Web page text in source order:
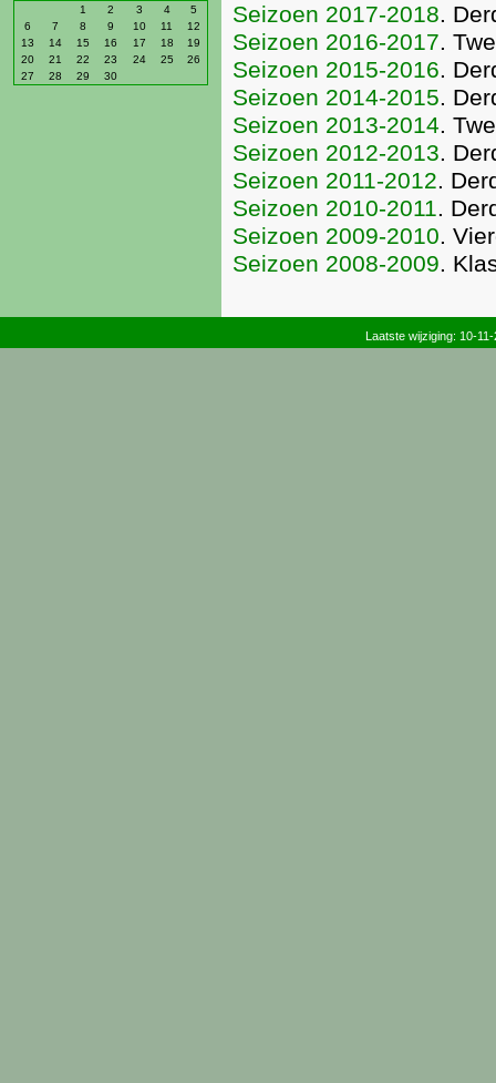
1
2 3 4
5
6
7 8 9 10 11
12
13
14 15 16 17 18
19
20
21 22 23 24 25
26
27
28 29 30
Seizoen 2017-2018.
Seizoen 2016-2017.
Seizoen 2015-2016.
Seizoen 2014-2015.
Seizoen 2013-2014.
Seizoen 2012-2013.
Seizoen 2011-2012.
Seizoen 2010-2011.
Seizoen 2009-2010.
Seizoen 2008-2009.
Laatste wijziging: 10-